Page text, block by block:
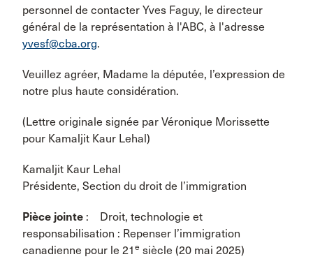
personnel de contacter Yves Faguy, le directeur
général de la représentation à l'ABC, à l'adresse
yvesf@cba.org.
Veuillez agréer, Madame la députée, l’expression de
notre plus haute considération.
(Lettre originale signée par Véronique Morissette
pour Kamaljit Kaur Lehal)
Kamaljit Kaur Lehal
Présidente, Section du droit de l’immigration
Pièce jointe : Droit, technologie et
responsabilisation : Repenser l’immigration
canadienne pour le 21 e siècle (20 mai 2025)